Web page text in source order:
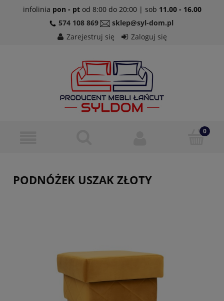
infolinia pon - ptod 8:00 do 20:00 | sob 11.00 - 16.00
574 108 869
sklep@syl-dom.pl
Zarejestruj się
Zaloguj się
PODNÓŻEK USZAK ZŁOTY